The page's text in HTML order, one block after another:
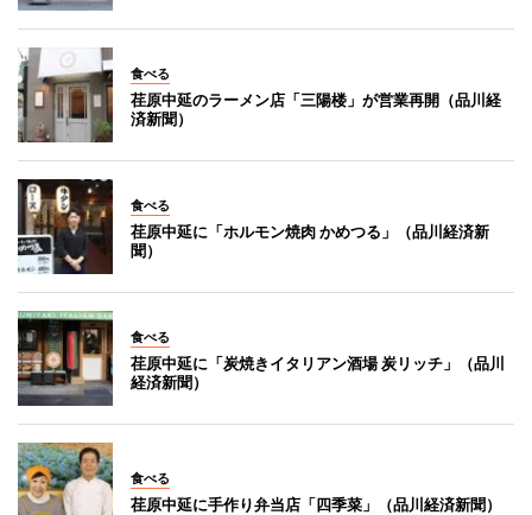
食べる
荏原中延のラーメン店「三陽楼」が営業再開（品川経
済新聞）
食べる
荏原中延に「ホルモン焼肉 かめつる」（品川経済新
聞）
食べる
荏原中延に「炭焼きイタリアン酒場 炭リッチ」（品川
経済新聞）
食べる
荏原中延に手作り弁当店「四季菜」（品川経済新聞）